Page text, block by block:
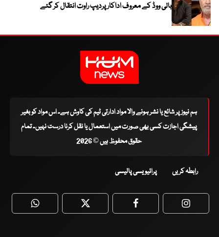
بالی ووڈ کے معروف اداکار پردیپ راوت انتقال کر گئے
ہم نیوز پر شائع یا نشر ہونے والا مواد ادارتی ٹیم کی کاوش ہے۔ اس مواد کو بغیر
پیشگی اجازت کسی بھی صورت میں استعمال یا نقل کرنا درست نہیں۔ تمام
حقوق محفوظ ہیں © 2026
رابطہ کریں پرائیویسی پالیسی
WhatsApp Twitter Facebook